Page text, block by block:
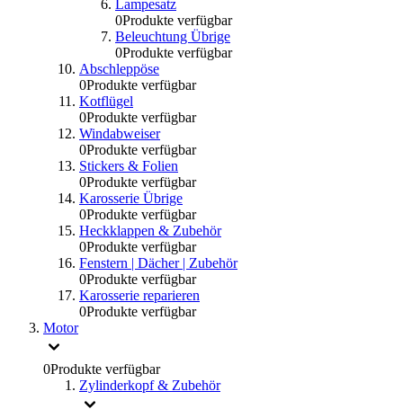
Lampesatz
0Produkte verfügbar
Beleuchtung Übrige
0Produkte verfügbar
Abschleppöse
0Produkte verfügbar
Kotflügel
0Produkte verfügbar
Windabweiser
0Produkte verfügbar
Stickers & Folien
0Produkte verfügbar
Karosserie Übrige
0Produkte verfügbar
Heckklappen & Zubehör
0Produkte verfügbar
Fenstern | Dächer | Zubehör
0Produkte verfügbar
Karosserie reparieren
0Produkte verfügbar
Motor
0Produkte verfügbar
Zylinderkopf & Zubehör